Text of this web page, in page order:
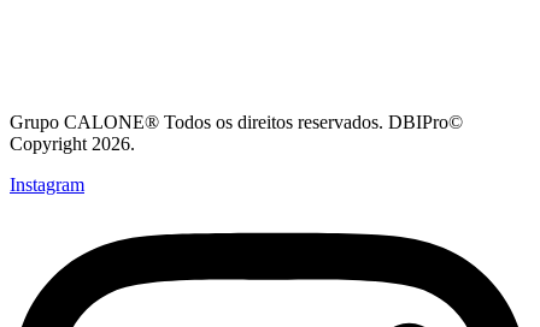
Grupo CALONE® Todos os direitos reservados. DBIPro©
Copyright 2026.
Instagram